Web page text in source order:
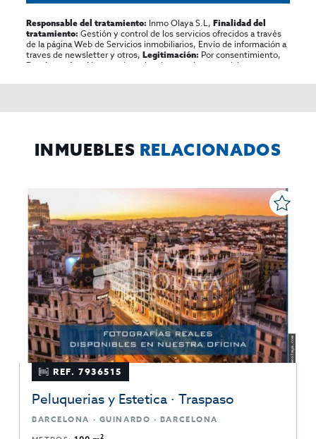
Responsable del tratamiento: Inmo Olaya S.L,Finalidad del
tratamiento: Gestión y control de los servicios ofrecidos a través
de la página Web de Servicios inmobiliarios, Envío de información a
traves de newsletter y otros,Legitimación: Por consentimiento,
Destinatarios:
No se cederan los datos, salvo para elaborar
rectificar y suprimir los datos, solicitar la portabilidad de los
INMUEBLES RELACIONADOS
REF. 7936515
Peluquerias y Estetica · Traspaso
BARCELONA · GUINARDO · BARCELONA
2